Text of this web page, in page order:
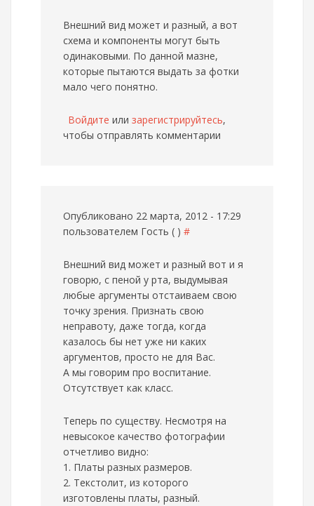
Внешний вид может и разный, а вот
схема и компоненты могут быть
одинаковыми. По данной мазне,
которые пытаются выдать за фотки
мало чего понятно.
Войдите или зарегистрируйтесь,
чтобы отправлять комментарии
Опубликовано 22 марта, 2012 - 17:29
пользователем Гость ( ) #
Внешний вид может и разный вот и я
говорю, с пеной у рта, выдумывая
любые аргументы отстаиваем свою
точку зрения. Признать свою
неправоту, даже тогда, когда
казалось бы нет уже ни каких
аргументов, просто не для Вас.
А мы говорим про воспитание.
Отсутствует как класс.
Теперь по существу. Несмотря на
невысокое качество фотографии
отчетливо видно:
1. Платы разных размеров.
2. Текстолит, из которого
изготовлены платы, разный.